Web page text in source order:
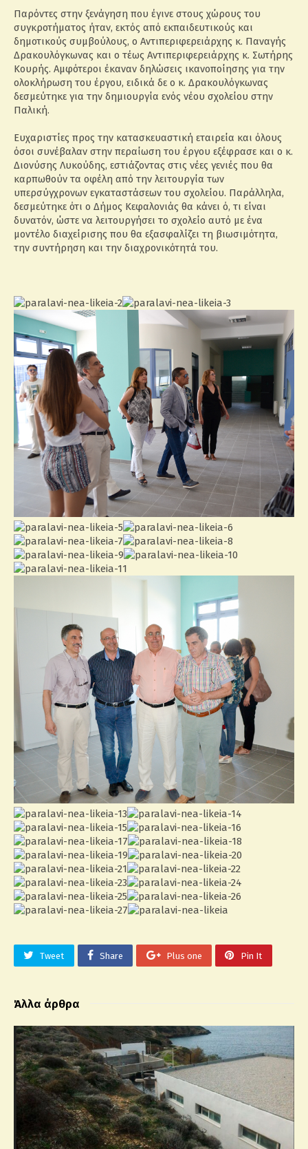
Παρόντες στην ξενάγηση που έγινε στους χώρους του
συγκροτήματος ήταν, εκτός από εκπαιδευτικούς και
δημοτικούς συμβούλους, ο Αντιπεριφερειάρχης κ. Παναγής
Δρακουλόγκωνας και ο τέως Αντιπεριφερειάρχης κ. Σωτήρης
Κουρής. Αμφότεροι έκαναν δηλώσεις ικανοποίησης για την
ολοκλήρωση του έργου, ειδικά δε ο κ. Δρακουλόγκωνας
δεσμεύτηκε για την δημιουργία ενός νέου σχολείου στην
Παλική.
Ευχαριστίες προς την κατασκευαστική εταιρεία και όλους
όσοι συνέβαλαν στην περαίωση του έργου εξέφρασε και ο κ.
Διονύσης Λυκούδης, εστιάζοντας στις νέες γενιές που θα
καρπωθούν τα οφέλη από την λειτουργία των
υπερσύγχρονων εγκαταστάσεων του σχολείου. Παράλληλα,
δεσμεύτηκε ότι ο Δήμος Κεφαλονιάς θα κάνει ό, τι είναι
δυνατόν, ώστε να λειτουργήσει το σχολείο αυτό με ένα
μοντέλο διαχείρισης που θα εξασφαλίζει τη βιωσιμότητα,
την συντήρηση και την διαχρονικότητά του.
Tweet Share Plus one Pin It
Άλλα άρθρα